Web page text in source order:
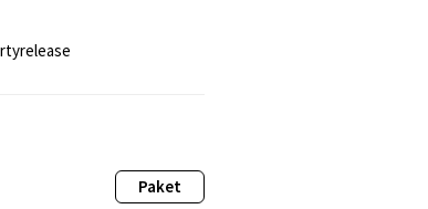
Paket